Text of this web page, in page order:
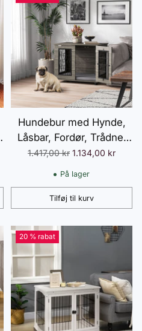
Hundebur med Hynde,
Låsbar, Fordør, Trådnet
op til 20 kg, Grå, 80 x 56
x 63 cm, Ideel til Små
Normalpris
1.417,00 kr 1.134,00 kr
På lager
Tilføj til kurv
Antal
20 % rabat